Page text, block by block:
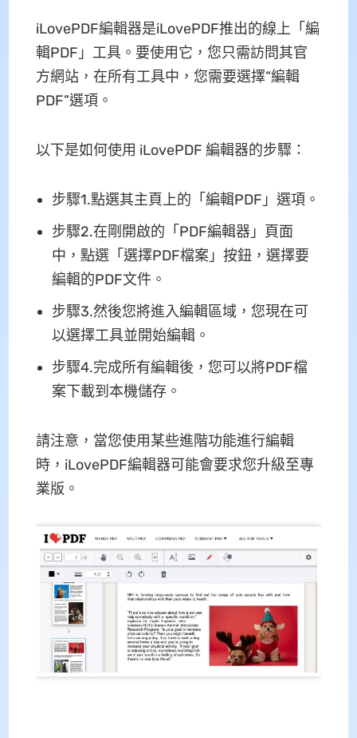
iLovePDF編輯器是iLovePDF推出的線上「編
輯PDF」工具。要使用它，您只需訪問其官
方網站，在所有工具中，您需要選擇“編輯
PDF”選項。
以下是如何使用 iLovePDF 編輯器的步驟：
步驟1.點選其主頁上的「編輯PDF」選項。
步驟2.在剛開啟的「PDF編輯器」頁面
中，點選「選擇PDF檔案」按鈕，選擇要
編輯的PDF文件。
步驟3.然後您將進入編輯區域，您現在可
以選擇工具並開始編輯。
步驟4.完成所有編輯後，您可以將PDF檔
案下載到本機儲存。
請注意，當您使用某些進階功能進行編輯
時，iLovePDF編輯器可能會要求您升級至專
業版。